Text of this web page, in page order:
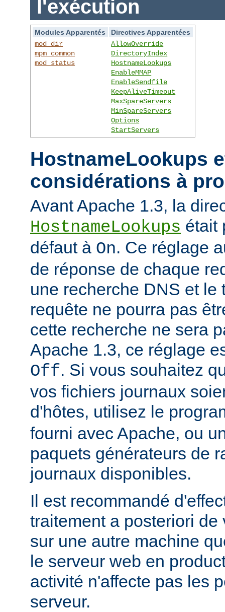
l'exécution
Modules Apparentés
Directives Apparentées
mod_dir
mpm_common
mod_status
AllowOverride
DirectoryIndex
HostnameLookups
EnableMMAP
EnableSendfile
KeepAliveTimeout
MaxSpareServers
MinSpareServers
Options
StartServers
HostnameLookups
considérations à
Avant Apache 1.3, la
HostnameLookups était
défaut à On. Ce réglage
de réponse de chaque
une recherche DNS et le
requête ne pourra pas
cette recherche ne sera
Apache 1.3, ce réglage
Off. Si vous souhaitez
vos fichiers journaux
d'hôtes, utilisez le
fourni avec Apache, ou
paquets générateurs de
journaux disponibles.
Il est recommandé
traitement a posteriori
sur une autre machine
le serveur web en
activité n'affecte pas les
serveur.